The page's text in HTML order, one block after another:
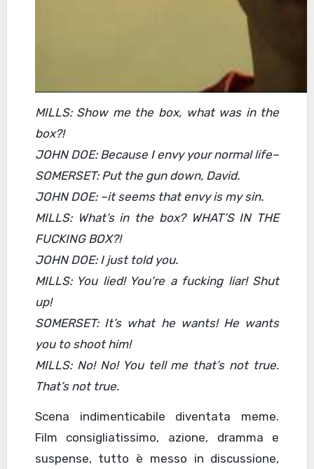
MILLS: Show me the box, what was in the
box?!
JOHN DOE: Because I envy your normal life–
SOMERSET: Put the gun down, David.
JOHN DOE: –it seems that envy is my sin.
MILLS: What’s in the box? WHAT’S IN THE
FUCKING BOX?!
JOHN DOE: I just told you.
MILLS: You lied! You’re a fucking liar! Shut
up!
SOMERSET: It’s what he wants! He wants
you to shoot him!
MILLS: No! No! You tell me that’s not true.
That’s not true.
Scena indimenticabile diventata meme.
Film consigliatissimo, azione, dramma e
suspense, tutto è messo in discussione,